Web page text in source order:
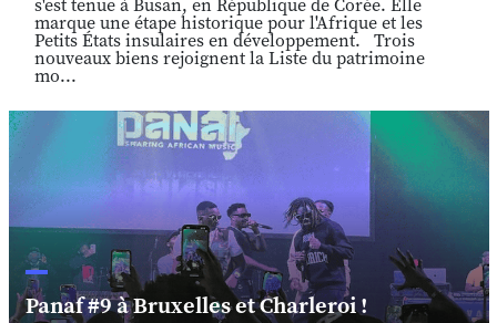
s'est tenue à Busan, en République de Corée. Elle
marque une étape historique pour l'Afrique et les
Petits États insulaires en développement. Trois
nouveaux biens rejoignent la Liste du patrimoine
mo...
Panaf #9 à Bruxelles et Charleroi !